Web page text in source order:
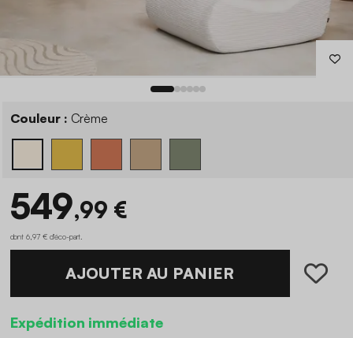
Couleur : Crème
549,99 €
dont 6,97 € d'éco-part
AJOUTER AU PANIER
Expédition immédiate